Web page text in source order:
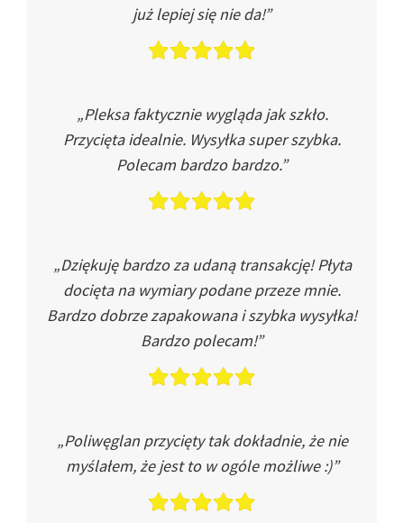
już lepiej się nie da!”
„Pleksa faktycznie wygląda jak szkło.
Przycięta idealnie. Wysyłka super szybka.
Polecam bardzo bardzo.”
„Dziękuję bardzo za udaną transakcję! Płyta
docięta na wymiary podane przeze mnie.
Bardzo dobrze zapakowana i szybka wysyłka!
Bardzo polecam!”
„Poliwęglan przycięty tak dokładnie, że nie
myślałem, że jest to w ogóle możliwe :)”